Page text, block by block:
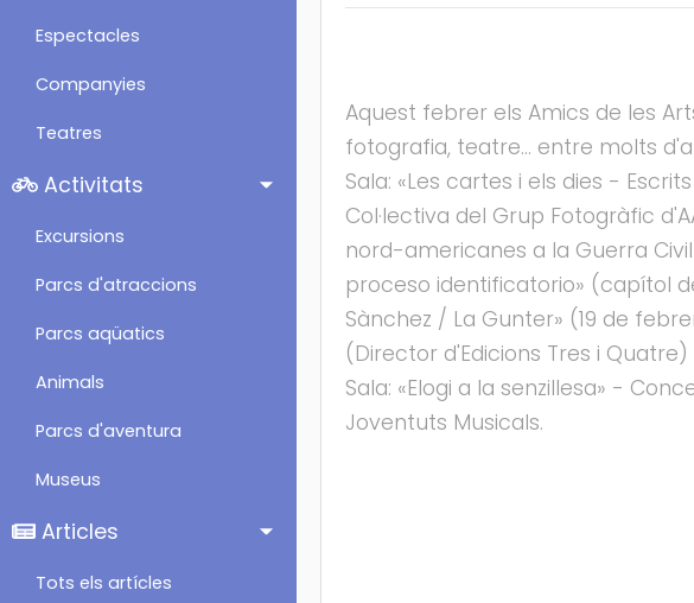
Espectacles
Companyies
Teatres
Activitats
Excursions
Parcs d'atraccions
Parcs aqüatics
Animals
Parcs d'aventura
Museus
Articles
Tots els artícles
Aquest febrer els Amics de les
fotografia, teatre... entre molts
Sala: «Les cartes i els dies -
Col·lectiva del Grup Fotogràfic
nord-americanes a la Guerra
proceso identificatorio» (capítol
Sànchez / La Gunter» (19 de
(Director d'Edicions Tres i
Sala: «Elogi a la senzillesa» -
Joventuts Musicals.